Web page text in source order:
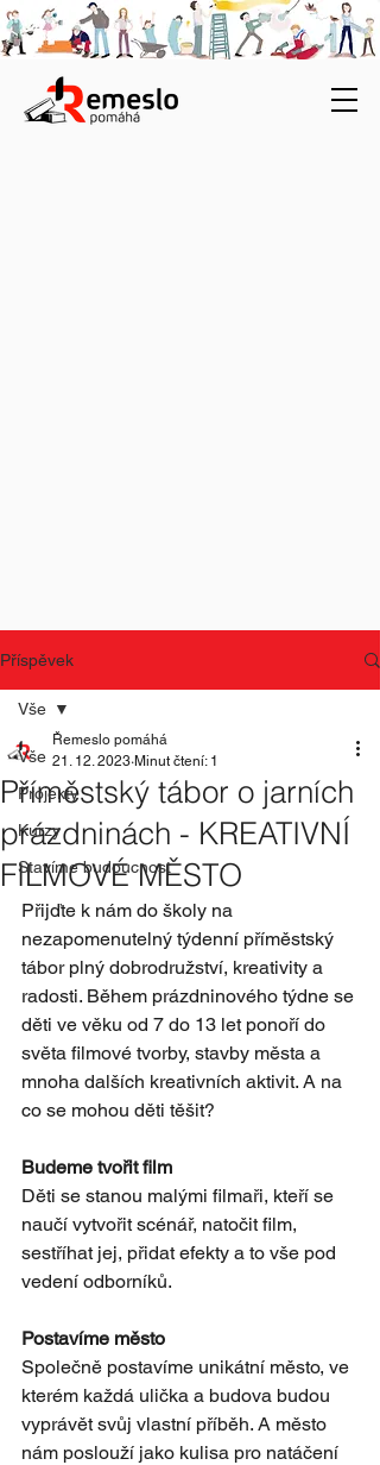
Příspěvek
Vše
Projekty
Kurzy
Stavíme budoucnost
Vše
Příměstský tábor o jarních
prázdninách - KREATIVNÍ
FILMOVÉ MĚSTO
Řemeslo pomáhá
21. 12. 2023 Minut čtení: 1
Přijďte k nám do školy na
nezapomenutelný týdenní příměstský
tábor plný dobrodružství, kreativity a
radosti. Během prázdninového týdne se
děti ve věku od 7 do 13 let ponoří do
světa filmové tvorby, stavby města a
mnoha dalších kreativních aktivit. A na
co se mohou děti těšit?
Budeme tvořit film
Děti se stanou malými filmaři, kteří se
naučí vytvořit scénář, natočit film,
sestříhat jej, přidat efekty a to vše pod
vedení odborníků.
Postavíme město
Společně postavíme unikátní město, ve
kterém každá ulička a budova budou
vyprávět svůj vlastní příběh. A město
nám poslouží jako kulisa pro natáčení